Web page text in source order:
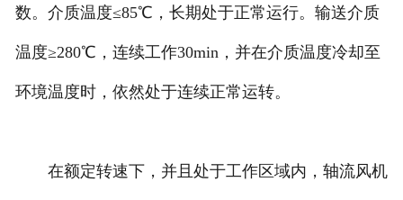
数。介质温度≤85℃，长期处于正常运行。输送介质
温度≥280℃，连续工作30min，并在介质温度冷却至
环境温度时，依然处于连续正常运转。
在额定转速下，并且处于工作区域内，轴流风机